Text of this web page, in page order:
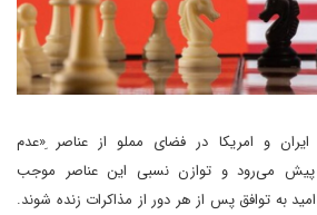
ایران و امریکا در فضای مملو از عناصر ِ«عدم
پیش می‌رود و توازن نسبی این عناصر موجب
به توافق پس از هر دور از مذاکرات زنده شوند.